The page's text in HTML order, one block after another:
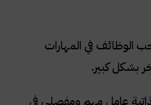
الوظائف في المهارات
بشكل كبير.
عامل مهم ومفصلي في